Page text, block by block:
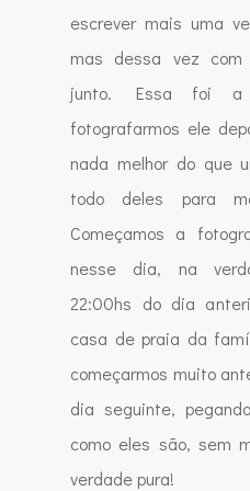
escrever mais uma
mas dessa vez com
junto. Essa foi a
fotografarmos ele
nada melhor do que
todo deles para
Começamos a
nesse dia, na
22:00hs do dia
casa de praia da
começarmos muito
dia seguinte,
como eles são, sem
verdade pura!